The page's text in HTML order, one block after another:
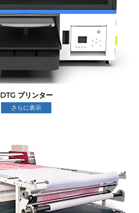
DTG プリンター
さらに表示